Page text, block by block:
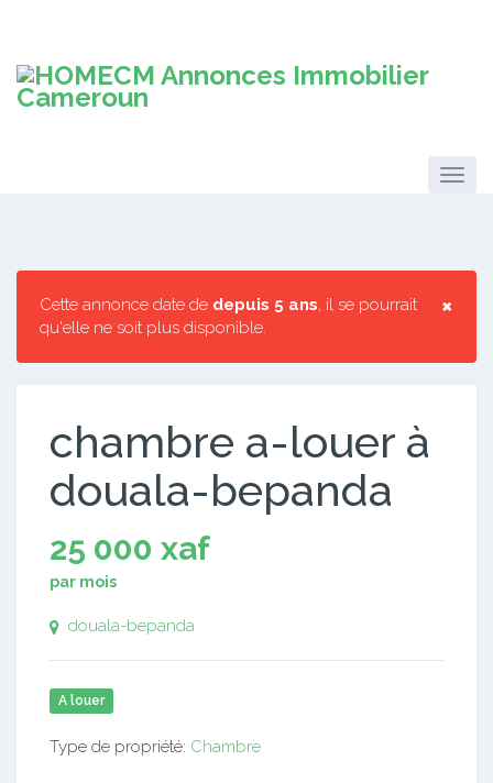
×
Cette annonce date de depuis 5 ans, il se pourrait
qu'elle ne soit plus disponible.
chambre a-louer à
douala-bepanda
25 000 xaf
par mois
douala-bepanda
A louer
Type de propriété: Chambre